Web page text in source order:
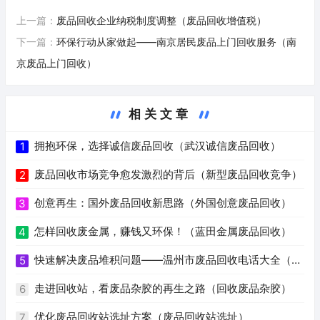
上一篇： 废品回收企业纳税制度调整（废品回收增值税）
下一篇： 环保行动从家做起——南京居民废品上门回收服务（南
京废品上门回收）
相关文章
1 拥抱环保，选择诚信废品回收（武汉诚信废品回收）
2 废品回收市场竞争愈发激烈的背后（新型废品回收竞争）
3 创意再生：国外废品回收新思路（外国创意废品回收）
4 怎样回收废金属，赚钱又环保！（蓝田金属废品回收）
5 快速解决废品堆积问题——温州市废品回收电话大全（温
州废品回收电话号码）
6 走进回收站，看废品杂胶的再生之路（回收废品杂胶）
优化废品回收站选址方案（废品回收站选址）